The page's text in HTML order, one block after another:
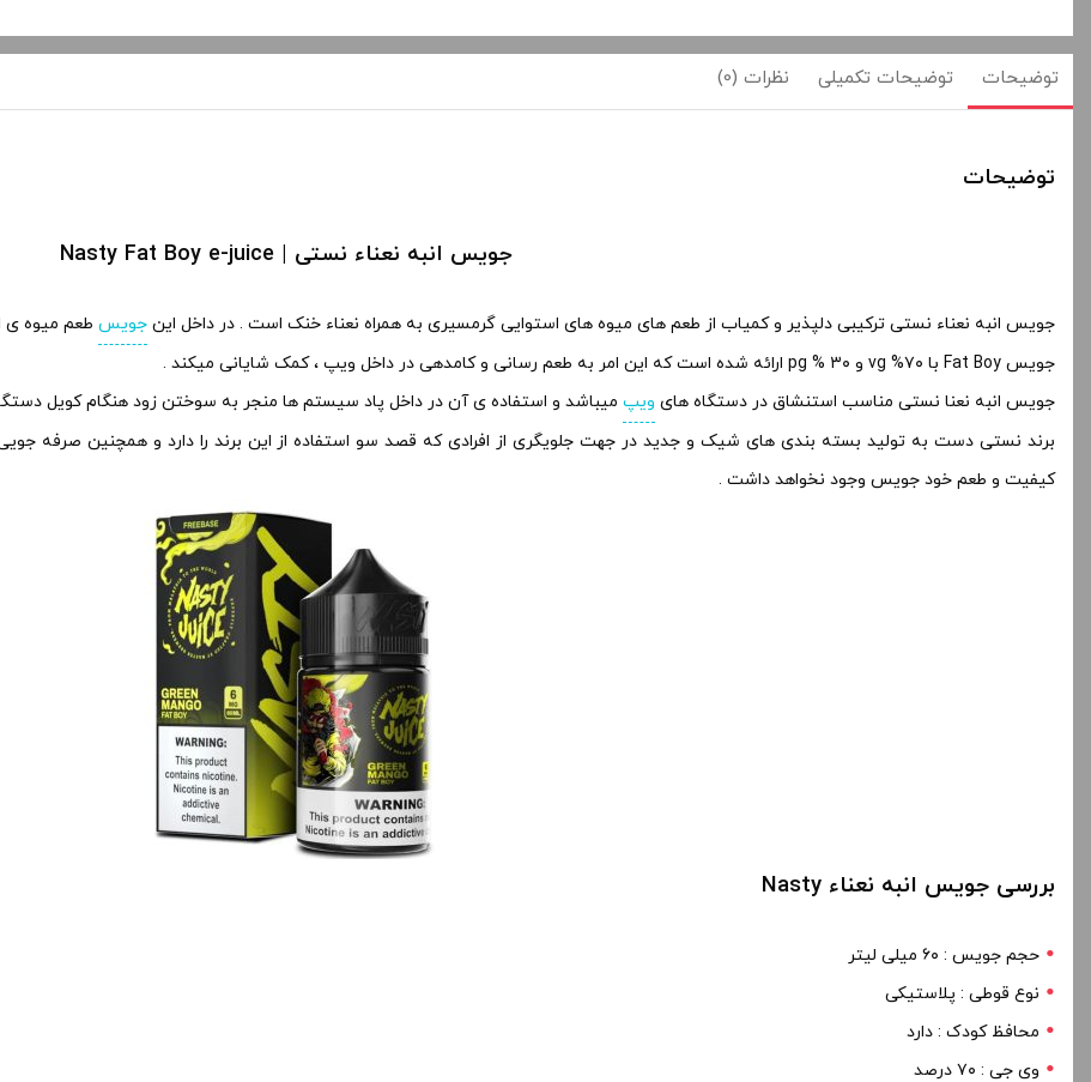
توضیحات توضیحات تکمیلی نظرات (0)
توضیحات
جویس انبه نعناء نستی | Nasty Fat Boy e-juice
جویس انبه نعناء نستی ترکیبی دلپذیر و کمیاب از طعم های میوه های استوایی گرمسیری به همراه نعناء خنک است . در داخل این جویس طعم میوه ی
جویس Fat Boy با ۷۰% vg و ۳۰ % pg ارائه شده است که این امر به طعم رسانی و کامدهی در داخل ویپ ، کمک شایانی میکند .
جویس انبه نعنا نستی مناسب استنشاق در دستگاه های ویپ میباشد و استفاده ی آن در داخل پاد سیستم ها منجر به سوختن زود هنگام کویل
برند نستی دست به تولید بسته بندی های شیک و جدید در جهت جلویگری از افرادی که قصد سو استفاده از این برند را دارد و همچنین صرفه
کیفیت و طعم خود جویس وجود نخواهد داشت .
بررسی جویس انبه نعناء Nasty
حجم جویس : ۶۰ میلی لیتر
نوع قوطی : پلاستیکی
محافظ کودک : دارد
وی جی : ۷۰ درصد